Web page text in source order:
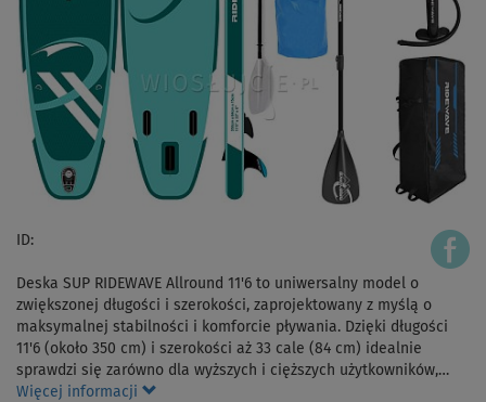
ID:
Deska SUP RIDEWAVE Allround 11'6 to uniwersalny model o
zwiększonej długości i szerokości, zaprojektowany z myślą o
maksymalnej stabilności i komforcie pływania. Dzięki długości
11'6 (około 350 cm) i szerokości aż 33 cale (84 cm) idealnie
sprawdzi się zarówno dla wyższych i cięższych użytkowników,…
Więcej informacji